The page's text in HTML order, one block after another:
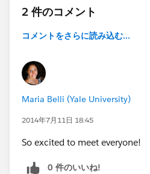
2 件のコメント
コメントをさらに読み込む...
Maria Belli (Yale University)
2014年7月11日 18:45
So excited to meet everyone!
0 件のいいね!